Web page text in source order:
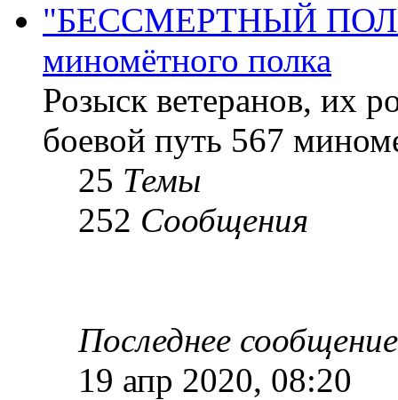
"БЕССМЕРТНЫЙ ПОЛК
миномётного полка
Розыск ветеранов, их
боевой путь 567
25 Темы
252 Сообщения
Последнее сообщение
19 апр 2020, 08:20